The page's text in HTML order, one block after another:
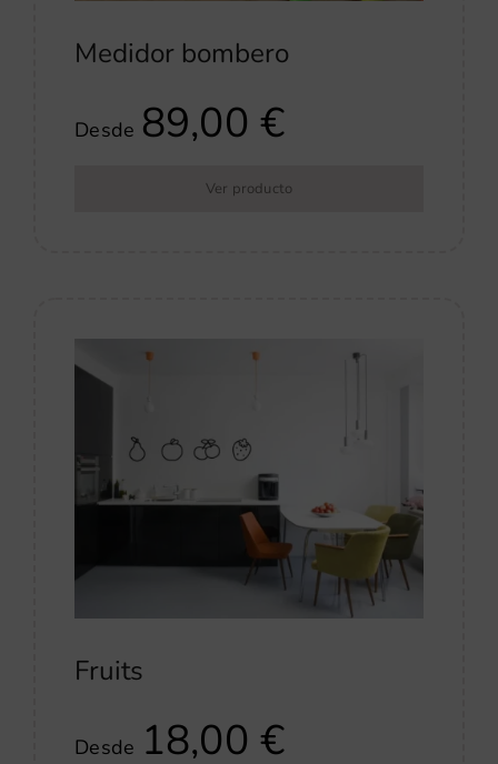
Medidor bombero
Desde 89,00€
Ver producto
Fruits
Desde 18,00€